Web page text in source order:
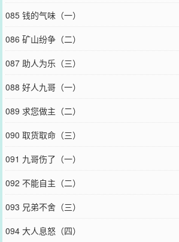
085 钱的气味（一）
086 矿山纷争（二）
087 助人为乐（三）
088 好人九哥（一）
089 求您做主（二）
090 取货取命（三）
091 九哥伤了（一）
092 不能自主（二）
093 兄弟不舍（三）
094 大人息怒（四）